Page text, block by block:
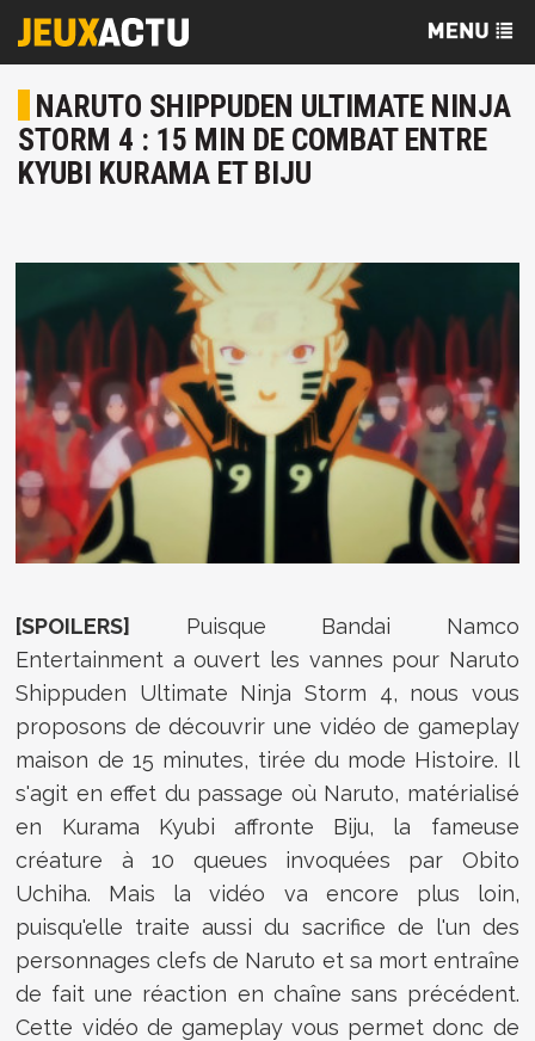
NARUTO SHIPPUDEN ULTIMATE NINJA
STORM 4 : 15 MIN DE COMBAT ENTRE
KYUBI KURAMA ET BIJU
[SPOILERS] Puisque Bandai Namco
Entertainment a ouvert les vannes pour Naruto
Shippuden Ultimate Ninja Storm 4, nous vous
proposons de découvrir une vidéo de gameplay
maison de 15 minutes, tirée du mode Histoire. Il
s'agit en effet du passage où Naruto, matérialisé
en Kurama Kyubi affronte Biju, la fameuse
créature à 10 queues invoquées par Obito
Uchiha. Mais la vidéo va encore plus loin,
puisqu'elle traite aussi du sacrifice de l'un des
personnages clefs de Naruto et sa mort entraîne
de fait une réaction en chaîne sans précédent.
Cette vidéo de gameplay vous permet donc de